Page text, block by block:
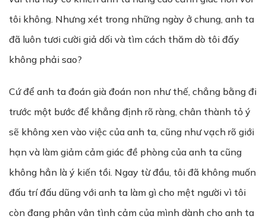
tôi không. Nhưng xét trong những ngày ở chung, anh ta
đã luôn tươi cười giả dối và tìm cách thăm dò tôi đấy
không phải sao?
Cứ để anh ta đoán già đoán non như thế, chẳng bằng đi
trước một bước để khẳng định rõ ràng, chân thành tỏ ý
sẽ không xen vào việc của anh ta, cũng như vạch rõ giới
hạn và làm giảm cảm giác đề phòng của anh ta cũng
không hẳn là ý kiến tồi. Ngay từ đầu, tôi đã không muốn
đấu trí đấu dũng với anh ta làm gì cho mệt người vì tôi
còn đang phân vân tình cảm của mình dành cho anh ta